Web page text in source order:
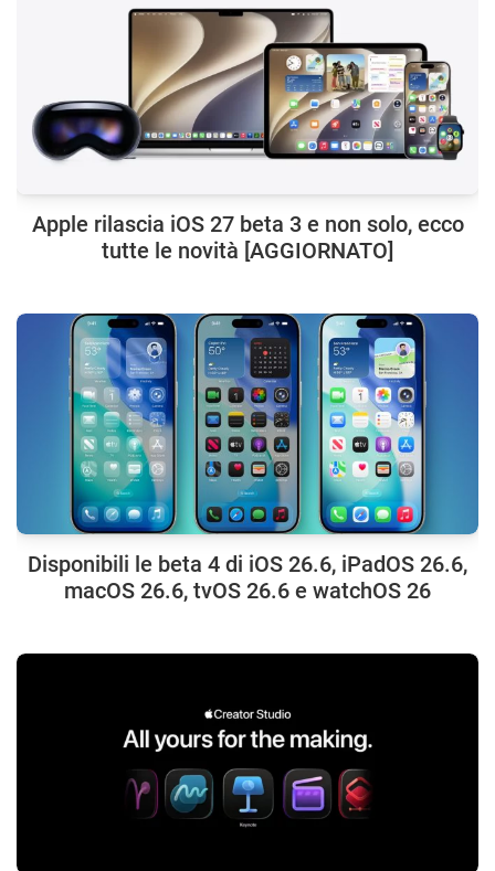
Apple rilascia iOS 27 beta 3 e non solo, ecco
tutte le novità [AGGIORNATO]
Disponibili le beta 4 di iOS 26.6, iPadOS 26.6,
macOS 26.6, tvOS 26.6 e watchOS 26